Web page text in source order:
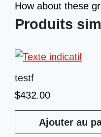
How about these
Produits
testf
$432.00
Ajouter au